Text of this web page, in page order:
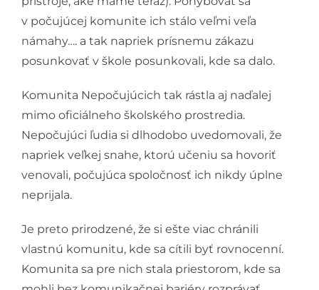
v počujúcej komunite ich stálo veľmi veľa
námahy…. a tak napriek prísnemu zákazu
posunkovať v škole posunkovali, kde sa dalo.
Komunita Nepočujúcich tak rástla aj naďalej
mimo oficiálneho školského prostredia.
Nepočujúci ľudia si dlhodobo uvedomovali, že
napriek veľkej snahe, ktorú učeniu sa hovoriť
venovali, počujúca spoločnosť ich nikdy úplne
neprijala.
Je preto prirodzené, že si ešte viac chránili
vlastnú komunitu, kde sa cítili byť rovnocenní.
Komunita sa pre nich stala priestorom, kde sa